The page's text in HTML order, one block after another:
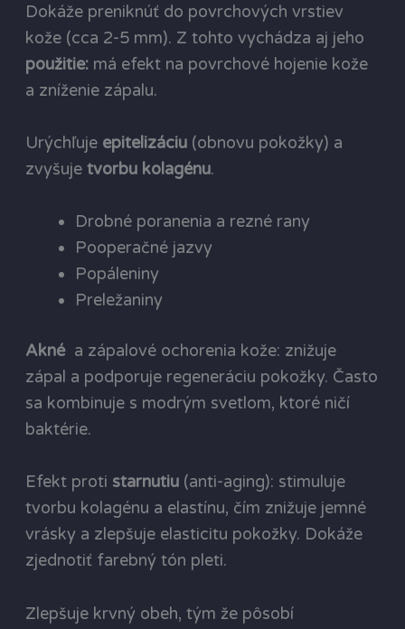
Dokáže preniknúť do povrchových vrstiev
kože (cca 2-5 mm). Z tohto vychádza aj jeho
použitie: má efekt na povrchové hojenie kože
a zníženie zápalu.
Urýchľuje epitelizáciu (obnovu pokožky) a
zvyšujetvorbu kolagénu.
Drobné poranenia a rezné rany
Pooperačné jazvy
Popáleniny
Preležaniny
Aknéa zápalové ochorenia kože: znižuje
zápal a podporuje regeneráciu pokožky. Často
sa kombinuje s modrým svetlom, ktoré ničí
baktérie.
Efekt proti starnutiu (anti-aging): stimuluje
tvorbu kolagénu a elastínu, čím znižuje jemné
vrásky a zlepšuje elasticitu pokožky. Dokáže
zjednotiť farebný tón pleti.
Zlepšuje krvný obeh, tým že pôsobí